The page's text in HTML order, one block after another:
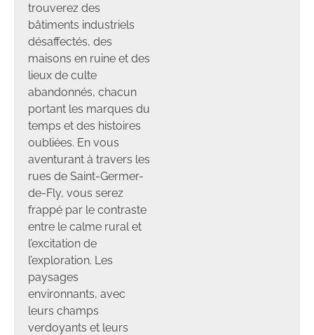
trouverez des
bâtiments industriels
désaffectés, des
maisons en ruine et des
lieux de culte
abandonnés, chacun
portant les marques du
temps et des histoires
oubliées. En vous
aventurant à travers les
rues de Saint-Germer-
de-Fly, vous serez
frappé par le contraste
entre le calme rural et
l’excitation de
l’exploration. Les
paysages
environnants, avec
leurs champs
verdoyants et leurs